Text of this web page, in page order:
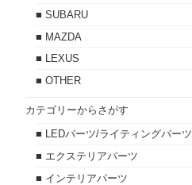
■ SUBARU
■ MAZDA
■ LEXUS
■ OTHER
カテゴリーからさがす
■ LEDパーツ/ライティングパーツ
■ エクステリアパーツ
■ インテリアパーツ